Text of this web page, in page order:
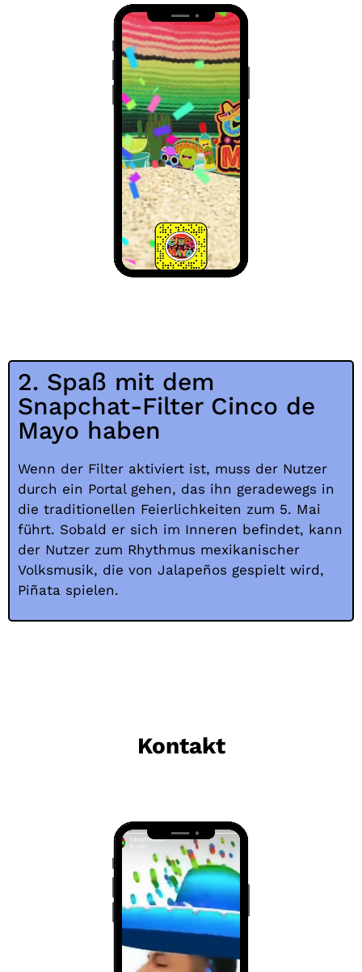
2. Spaß mit dem
Snapchat-Filter Cinco de
Mayo haben
Wenn der Filter aktiviert ist, muss der Nutzer
durch ein Portal gehen, das ihn geradewegs in
die traditionellen Feierlichkeiten zum 5. Mai
führt. Sobald er sich im Inneren befindet, kann
der Nutzer zum Rhythmus mexikanischer
Volksmusik, die von Jalapeños gespielt wird,
Piñata spielen.
Kontakt